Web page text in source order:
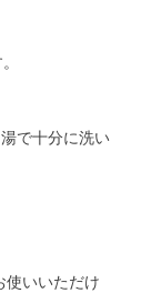
で十分に洗い
使いいただけ